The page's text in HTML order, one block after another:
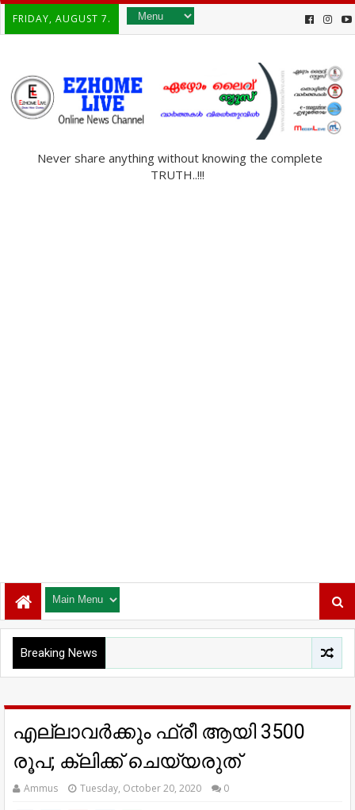
FRIDAY, AUGUST 7.
Never share anything without knowing the complete
TRUTH..!!!
Breaking News
എല്ലാവർക്കും ഫ്രീ ആയി 3500
രൂപ; ക്ലിക്ക് ചെയ്യരുത്
Ammus Tuesday, October 20, 2020 0